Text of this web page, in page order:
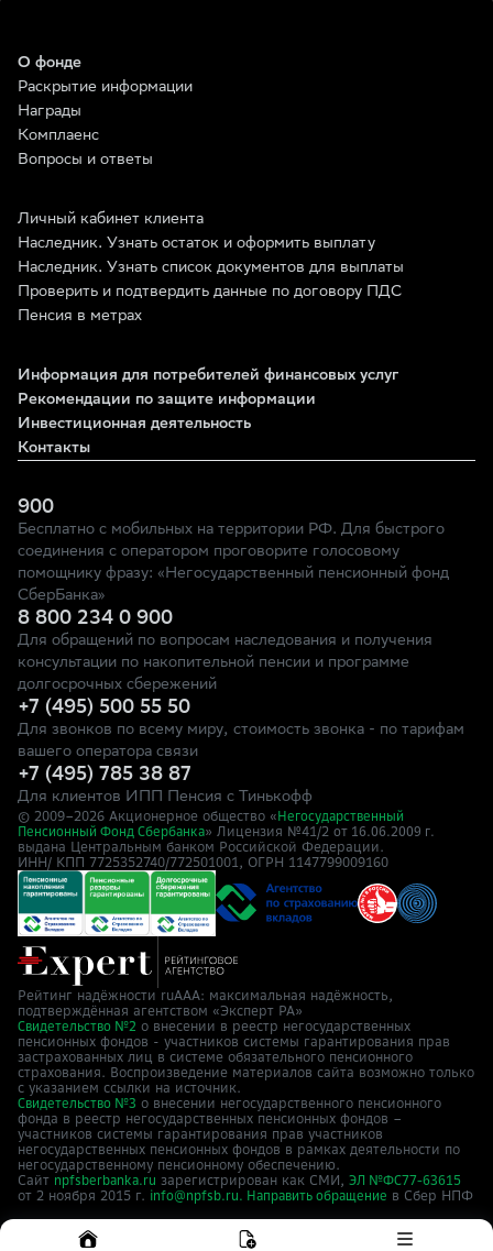
О фонде
Раскрытие информации
Награды
Комплаенс
Вопросы и ответы
Личный кабинет клиента
Наследник. Узнать остаток и оформить выплату
Наследник. Узнать список документов для выплаты
Проверить и подтвердить данные по договору ПДС
Пенсия в метрах
Информация для потребителей финансовых услуг
Рекомендации по защите информации
Инвестиционная деятельность
Контакты
900
Бесплатно с мобильных на территории РФ. Для быстрого
соединения с оператором проговорите голосовому
помощнику фразу: «Негосударственный пенсионный фонд
СберБанка»
8 800 234 0 900
Для обращений по вопросам наследования и получения
консультации по накопительной пенсии и программе
долгосрочных сбережений
+7 (495) 500 55 50
Для звонков по всему миру, стоимость звонка - по тарифам
вашего оператора связи
+7 (495) 785 38 87
Для клиентов ИПП Пенсия с Тинькофф
© 2009–2026 Акционерное общество « Негосударственный
Пенсионный Фонд Сбербанка» Лицензия №41/2 от 16.06.2009 г.
выдана Центральным банком Российской Федерации.
ИНН/ КПП 7725352740/772501001, ОГРН 1147799009160
Рейтинг надёжности ruAAA: максимальная надёжность,
подтверждённая агентством «Эксперт РА»
Свидетельство №2 о внесении в реестр негосударственных
пенсионных фондов - участников системы гарантирования прав
застрахованных лиц в системе обязательного пенсионного
страхования. Воспроизведение материалов сайта возможно только
с указанием ссылки на источник.
Свидетельство №3 о внесении негосударственного пенсионного
фонда в реестр негосударственных пенсионных фондов –
участников системы гарантирования прав участников
негосударственных пенсионных фондов в рамках деятельности по
негосударственному пенсионному обеспечению.
Сайт npfsberbanka.ru зарегистрирован как СМИ, ЭЛ №ФС77-63615
от 2 ноября 2015 г. info@npfsb.ru. Направить обращение в Cбер НПФ